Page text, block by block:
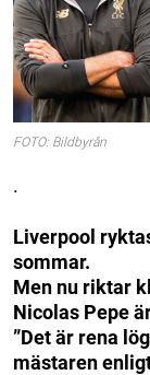
FOTO: Bildbyrån
.
Liverpool
sommar.
Men nu riktar
Nicolas Pepe
”Det är rena
mästaren